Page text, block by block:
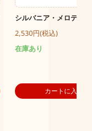
シルバニア・メロディー
2,530円(税込)
在庫あり
カートに入れる